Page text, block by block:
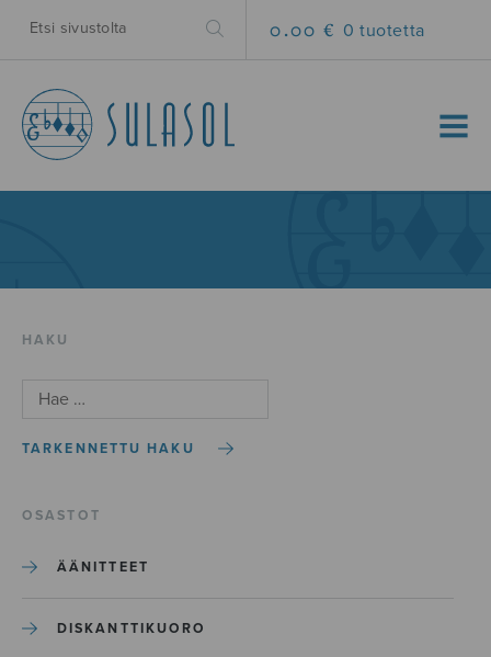
0.00 € 0 tuotetta
MENU
HAKU
TARKENNETTU HAKU
OSASTOT
ÄÄNITTEET
DISKANTTIKUORO